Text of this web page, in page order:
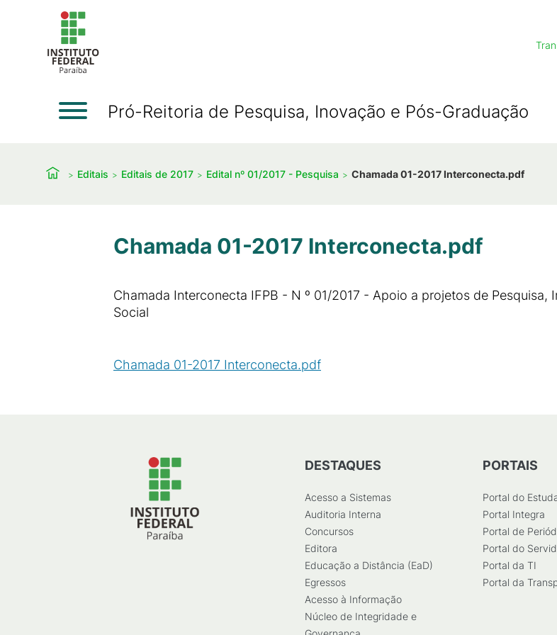
Pró-Reitoria de Pesquisa, Inovação e Pós-Graduação
Editais Editais de 2017 Edital nº 01/2017 - Pesquisa Chamada 01-2017 Interconecta.pdf
Chamada 01-2017 Interconecta.pdf
Chamada Interconecta IFPB - N º 01/2017 - Apoio a projetos de
Social
Chamada 01-2017 Interconecta.pdf
DESTAQUES
Acesso a Sistemas
Auditoria Interna
Concursos
Editora
Educação a Distância (EaD)
Egressos
Acesso à Informação
Núcleo de Integridade e
PORTAIS
Portal do
Portal Integra
Portal de
Portal do
Portal da TI
Portal da